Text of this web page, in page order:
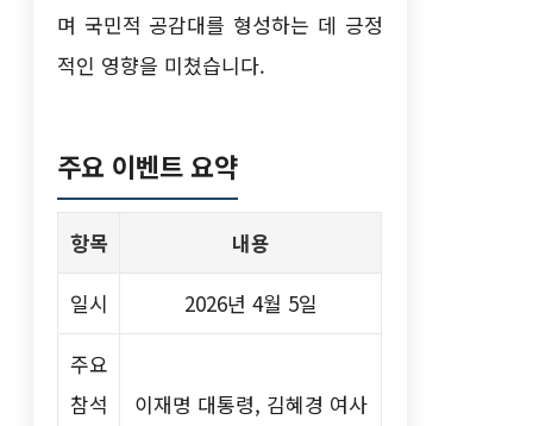
며 국민적 공감대를 형성하는 데 긍정
적인 영향을 미쳤습니다.
주요 이벤트 요약
항목 내용
일시 2026년 4월 5일
주요
참석
이재명 대통령, 김혜경 여사